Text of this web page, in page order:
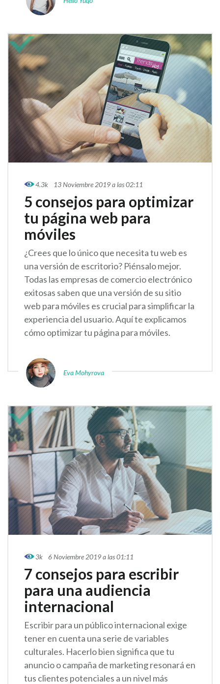
4.3k 13 Noviembre 2019 a las 02:11
5 consejos para optimizar
tu página web para
móviles
¿Crees que lo único que necesita tu web es
una versión de escritorio? Piénsalo mejor.
Todas las empresas de comercio electrónico
exitosas saben que una versión de su sitio
web para móviles es crucial para simplificar la
experiencia del usuario. Aquí te explicamos
cómo optimizar tu página para móviles.
Eva Mohyrova
3k 6 Noviembre 2019 a las 01:11
7 consejos para escribir
para una audiencia
internacional
Escribir para un público internacional exige
tener en cuenta una serie de variables
culturales. Hacerlo bien significa que tu
anuncio o campaña de marketing resonará en
tus clientes potenciales a un nivel más